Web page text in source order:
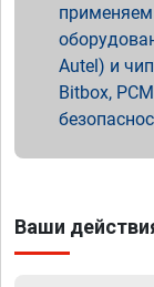
Autel) и
Bitbox,
Ваши